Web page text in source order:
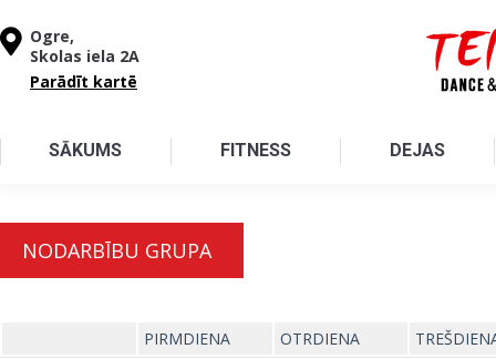
Ogre,
Skolas iela 2A
Parādīt kartē
SĀKUMS FITNESS DEJAS
NODARBĪBU GRUPA
PIRMDIENA OTRDIENA